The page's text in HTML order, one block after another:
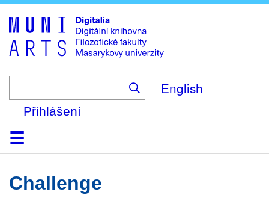
to
main
content
English
Přihlášení
DomůKolekce
Prohlížení
Vyhledávání
O platformě
Nápověda
KontaktDigitalia
Challenge